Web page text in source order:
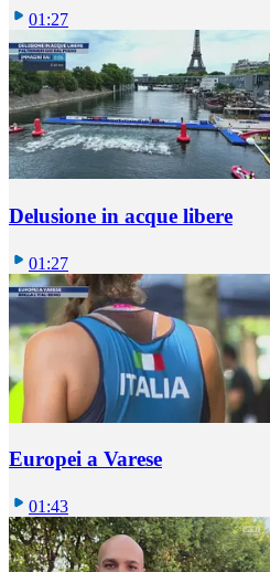
01:27
Delusione in acque libere
01:27
Europei a Varese
01:43